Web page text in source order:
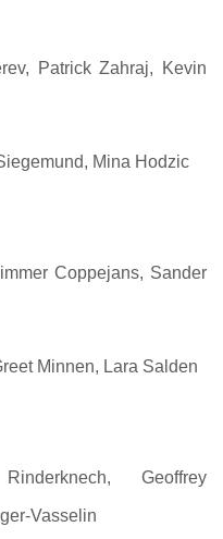
Patrick Zahraj, Kevin
Mina Hodzic
Coppejans, Sander
Minnen, Lara Salden
Geoffrey
Vasselin